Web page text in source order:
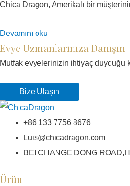
Chica Dragon, Amerikalı bir
Devamını oku
Evye Uzmanlarınıza Danışın
Mutfak evyelerinizin ihtiyaç duyduğu
Bize Ulaşın
+86 133 7756 8676
Luis@chicadragon.com
BEI CHANGE DONG
Ürün